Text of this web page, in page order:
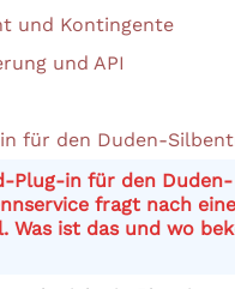
und Kontingente
und API
für den Duden-
Plug-in für den Duden-
fragt nach
Was ist das und wo